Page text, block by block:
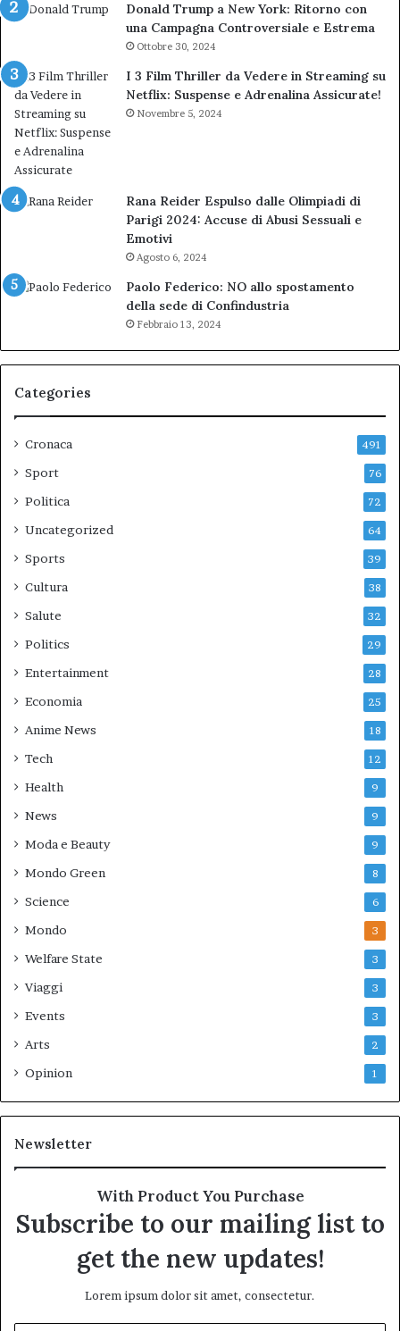
Donald Trump a New York: Ritorno con
una Campagna Controversiale e Estrema
Ottobre 30, 2024
I 3 Film Thriller da Vedere in Streaming su
Netflix: Suspense e Adrenalina Assicurate!
Novembre 5, 2024
Rana Reider Espulso dalle Olimpiadi di
Parigi 2024: Accuse di Abusi Sessuali e
Emotivi
Agosto 6, 2024
Paolo Federico: NO allo spostamento
della sede di Confindustria
Febbraio 13, 2024
Categories
Cronaca 491
Sport 76
Politica 72
Uncategorized 64
Sports 39
Cultura 38
Salute 32
Politics 29
Entertainment 28
Economia 25
Anime News 18
Tech 12
Health 9
News 9
Moda e Beauty 9
Mondo Green 8
Science 6
Mondo 3
Welfare State 3
Viaggi 3
Events 3
Arts 2
Opinion 1
Newsletter
With Product You Purchase
Subscribe to our mailing list to
get the new updates!
Lorem ipsum dolor sit amet, consectetur.